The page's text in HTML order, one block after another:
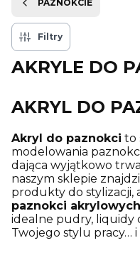
PAZNOKCIE
Filtry
AKRYLE DO
AKRYL DO
Akryl do paznokci to
modelowania
dająca wyjątkowo
naszym sklepie
produkty do stylizacji,
paznokci akrylowych
idealne pudry, liquidy
Twojego stylu pracy…